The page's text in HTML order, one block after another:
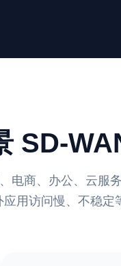
SD-
电商、办公、云服
用访问慢、不稳定